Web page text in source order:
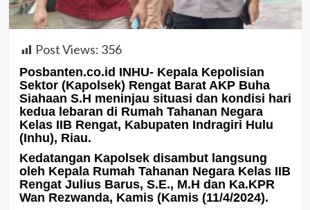
Post Views: 356
Posbanten.co.id INHU- Kepala Kepolisian
Sektor (Kapolsek) Rengat Barat AKP Buha
Siahaan S.H meninjau situasi dan kondisi hari
kedua lebaran di Rumah Tahanan Negara
Kelas IIB Rengat, Kabupaten Indragiri Hulu
(Inhu), Riau.
Kedatangan Kapolsek disambut langsung
oleh Kepala Rumah Tahanan Negara Kelas IIB
Rengat Julius Barus, S.E., M.H dan Ka.KPR
Wan Rezwanda, Kamis (Kamis (11/4/2024).